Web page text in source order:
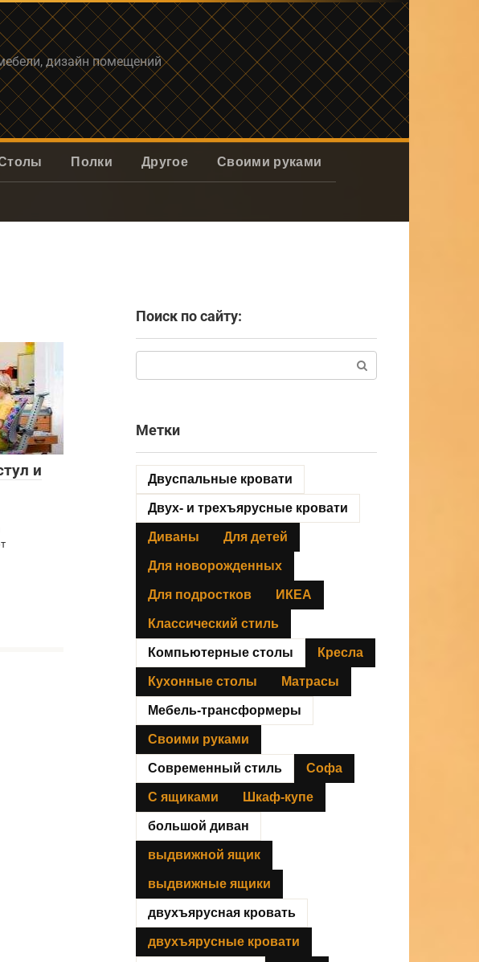
дизайн помещений
Полки Другое Своими руками
и
Поиск по сайту:
Метки
Двуспальные кровати
Двух- и трехъярусные кровати
Диваны Для детей
Для новорожденных
Для подростков ИКЕА
Классический стиль
Компьютерные столы Кресла
Кухонные столы Матрасы
Мебель-трансформеры
Своими руками
Современный стиль Софа
С ящиками Шкаф-купе
большой диван
выдвижной ящик
выдвижные ящики
двухъярусная кровать
двухъярусные кровати